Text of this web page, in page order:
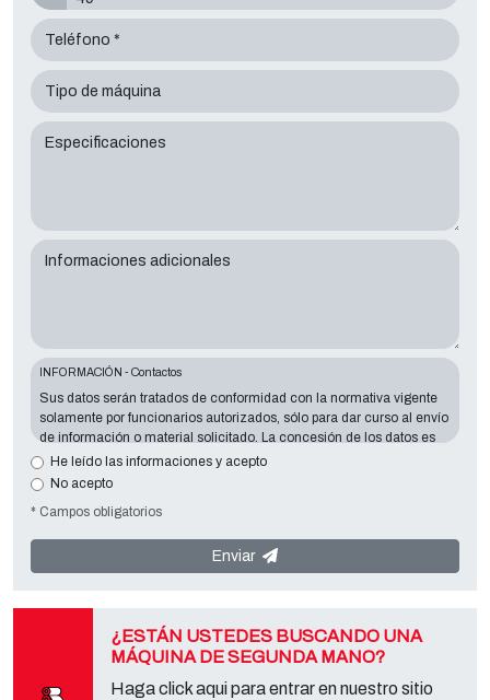
Teléfono *
Tipo de máquina
Especificaciones
Informaciones adicionales
INFORMACIÓN - Contactos
Sus datos serán tratados de conformidad con la normativa vigente
solamente por funcionarios autorizados, sólo para dar curso al envío
de información o material solicitado. La concesión de los datos es
esencial en relación con la finalidad expuesta; los datos que faltan
harán imposible contactar con usted y satisfacer sus peticiones. El
Via A. Dominutti, 6 37135 (VR) Italy
comunicados o difundidos a terceros. Puede ponerse en contacto
con el "Servicio de Privacy " en la parte Controller de datos para
ejercer todos los derechos previstos y para obtener la información
He leído las informaciones y acepto
No acepto
* Campos obligatorios
Enviar
¿ESTÁN USTEDES BUSCANDO UNA
MÁQUINA DE SEGUNDA MANO?
Haga click aqui para entrar en nuestro sitio